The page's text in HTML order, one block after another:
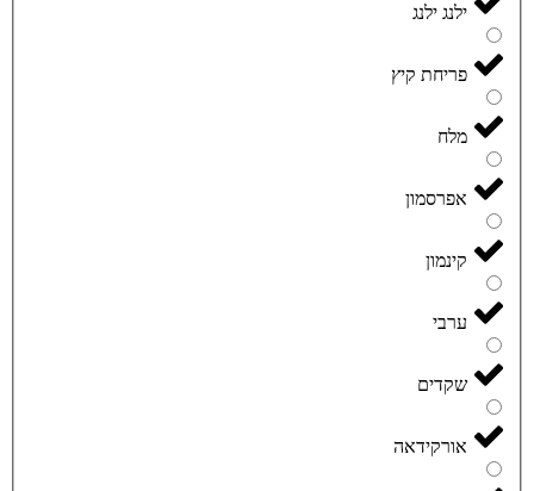
ילנג ילנג
פריחת קיץ
מלח
אפרסמון
קינמון
ערבי
שקדים
אורקידאה